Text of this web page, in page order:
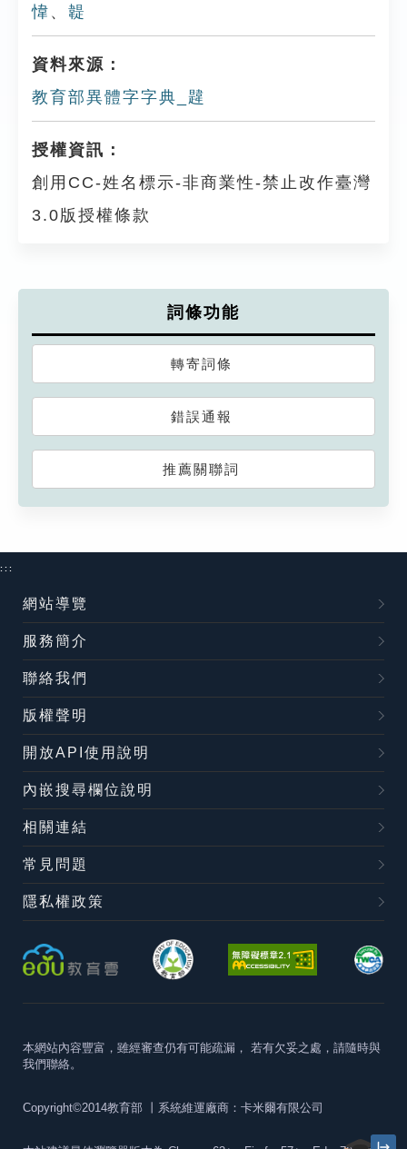
愇 、 䪘
資料來源：
教育部異體字字典_韙
授權資訊：
創用CC-姓名標示-非商業性-禁止改作臺灣
3.0版授權條款
詞條功能
轉寄詞條
錯誤通報
推薦關聯詞
:::
網站導覽
服務簡介
聯絡我們
版權聲明
開放API使用說明
內嵌搜尋欄位說明
相關連結
常見問題
隱私權政策
本網站內容豐富，雖經審查仍有可能疏漏， 若有欠妥之處，請隨時與
我們聯絡。
Copyright©2014教育部 丨系統維運廠商：卡米爾有限公司